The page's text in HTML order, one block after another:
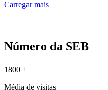
Carregar mais
Número da SEB
1800 +
Média de visitas